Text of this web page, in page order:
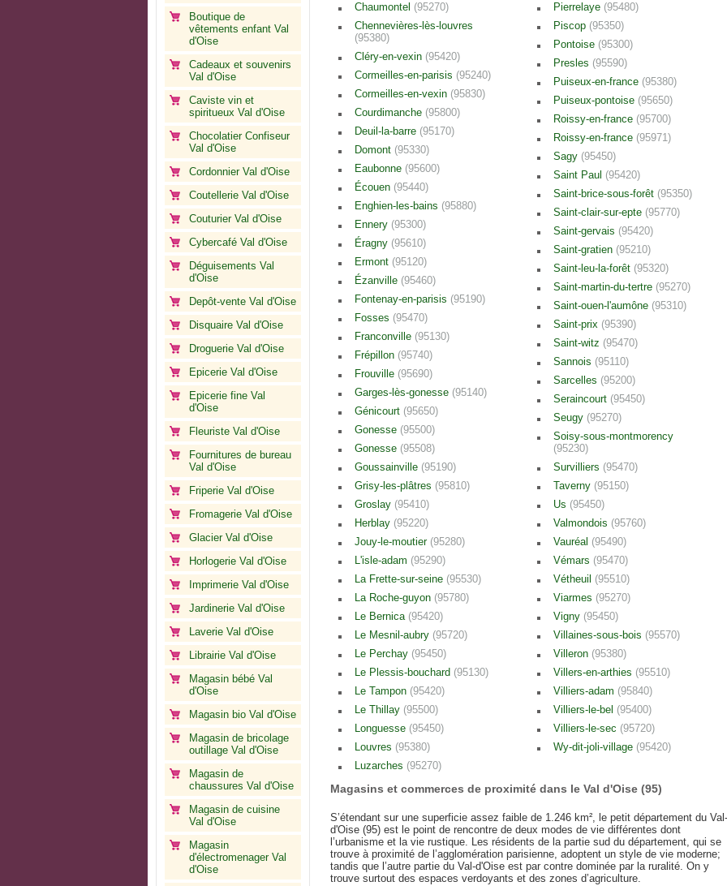
Boutique de
vêtements enfant Val
d'Oise
Cadeaux et souvenirs
Val d'Oise
Caviste vin et
spiritueux Val d'Oise
Chocolatier Confiseur
Val d'Oise
Cordonnier Val d'Oise
Coutellerie Val d'Oise
Couturier Val d'Oise
Cybercafé Val d'Oise
Déguisements Val
d'Oise
Depôt-vente Val d'Oise
Disquaire Val d'Oise
Droguerie Val d'Oise
Epicerie Val d'Oise
Epicerie fine Val
d'Oise
Fleuriste Val d'Oise
Fournitures de bureau
Val d'Oise
Friperie Val d'Oise
Fromagerie Val d'Oise
Glacier Val d'Oise
Horlogerie Val d'Oise
Imprimerie Val d'Oise
Jardinerie Val d'Oise
Laverie Val d'Oise
Librairie Val d'Oise
Magasin bébé Val
d'Oise
Magasin bio Val d'Oise
Magasin de bricolage
outillage Val d'Oise
Magasin de
chaussures Val d'Oise
Magasin de cuisine
Val d'Oise
Magasin
d'électromenager Val
d'Oise
Chaumontel (95270)
Chennevières-lès-louvres
(95380)
Cléry-en-vexin (95420)
Cormeilles-en-parisis (95240)
Cormeilles-en-vexin (95830)
Courdimanche (95800)
Deuil-la-barre (95170)
Domont (95330)
Eaubonne (95600)
Écouen (95440)
Enghien-les-bains (95880)
Ennery (95300)
Éragny (95610)
Ermont (95120)
Ézanville (95460)
Fontenay-en-parisis (95190)
Fosses (95470)
Franconville (95130)
Frépillon (95740)
Frouville (95690)
Garges-lès-gonesse (95140)
Génicourt (95650)
Gonesse (95500)
Gonesse (95508)
Goussainville (95190)
Grisy-les-plâtres (95810)
Groslay (95410)
Herblay (95220)
Jouy-le-moutier (95280)
L'isle-adam (95290)
La Frette-sur-seine (95530)
La Roche-guyon (95780)
Le Bernica (95420)
Le Mesnil-aubry (95720)
Le Perchay (95450)
Le Plessis-bouchard (95130)
Le Tampon (95420)
Le Thillay (95500)
Longuesse (95450)
Louvres (95380)
Luzarches (95270)
Pierrelaye (95480)
Piscop (95350)
Pontoise (95300)
Presles (95590)
Puiseux-en-france (95380)
Puiseux-pontoise (95650)
Roissy-en-france (95700)
Roissy-en-france (95971)
Sagy (95450)
Saint Paul (95420)
Saint-brice-sous-forêt (95350)
Saint-clair-sur-epte (95770)
Saint-gervais (95420)
Saint-gratien (95210)
Saint-leu-la-forêt (95320)
Saint-martin-du-tertre (95270)
Saint-ouen-l'aumône (95310)
Saint-prix (95390)
Saint-witz (95470)
Sannois (95110)
Sarcelles (95200)
Seraincourt (95450)
Seugy (95270)
Soisy-sous-montmorency
(95230)
Survilliers (95470)
Taverny (95150)
Us (95450)
Valmondois (95760)
Vauréal (95490)
Vémars (95470)
Vétheuil (95510)
Viarmes (95270)
Vigny (95450)
Villaines-sous-bois (95570)
Villeron (95380)
Villers-en-arthies (95510)
Villiers-adam (95840)
Villiers-le-bel (95400)
Villiers-le-sec (95720)
Wy-dit-joli-village (95420)
Magasins et commerces de proximité dans le Val d'Oise (95)
S’étendant sur une superficie assez faible de 1.246 km², le petit département du Val-
d'Oise (95) est le point de rencontre de deux modes de vie différentes dont
l’urbanisme et la vie rustique. Les résidents de la partie sud du département, qui se
trouve à proximité de l’agglomération parisienne, adoptent un style de vie moderne;
tandis que l’autre partie du Val-d'Oise est par contre dominée par la ruralité. On y
trouve surtout des espaces verdoyants et des zones d’agriculture.